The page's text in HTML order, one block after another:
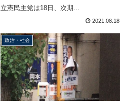
う」がオバマのチェンジに似
ていると指摘され答える
立憲民主党は18日、次期...
2021.08.18
政治・社会